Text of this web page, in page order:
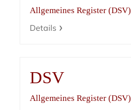
Allgemeines Register (DSV)
Details
DSV
Allgemeines Register (DSV)